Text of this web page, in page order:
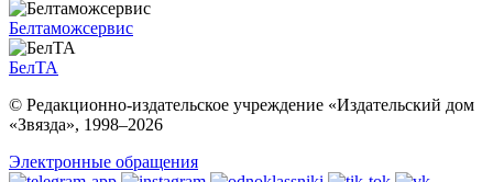
Белтаможсервис
БелТА
© Редакционно-издательское учреждение «Издательский дом
«Звязда», 1998–2026
Электронные обращения